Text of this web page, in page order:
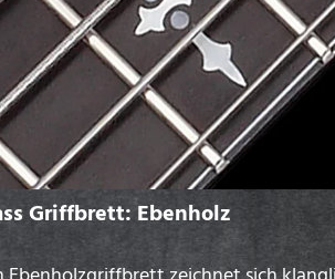
Griffbrett: Ebenholz